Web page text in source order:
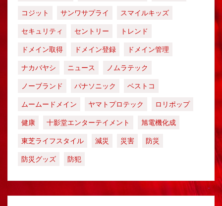
コジット
サンワサプライ
スマイルキッズ
セキュリティ
セントリー
トレンド
ドメイン取得
ドメイン登録
ドメイン管理
ナカバヤシ
ニュース
ノムラテック
ノーブランド
パナソニック
ベストコ
ムームードメイン
ヤマトプロテック
ロリポップ
健康
十影堂エンターテイメント
旭電機化成
東芝ライフスタイル
減災 災害
防災
防災グッズ
防犯